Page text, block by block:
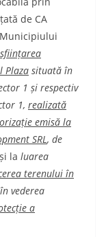
de CA
Plaza situată în
1 și respectiv
1, realizată
emisă la
SRL, de
la luarea
terenului în
vederea
a